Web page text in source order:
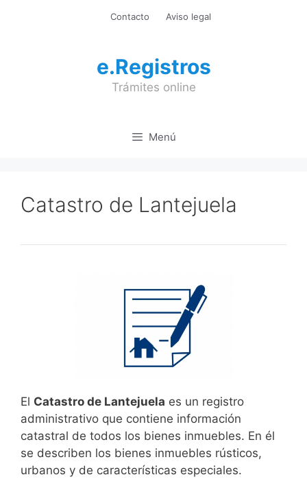
Contacto Aviso legal
e.Registros
Trámites online
Menú
Catastro de Lantejuela
El Catastro de Lantejuela es un registro
administrativo que contiene información
catastral de todos los bienes inmuebles. En él
se describen los bienes inmuebles rústicos,
urbanos y de características especiales.